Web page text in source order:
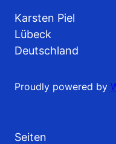
Karsten Piel
Lübeck
Deutschland
Proudly powered by
Seiten